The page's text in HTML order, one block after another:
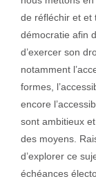
de réfléchir et et
démocratie afin
d’exercer son
notamment
formes,
encore
sont ambitieux
des moyens.
d’explorer ce
échéances